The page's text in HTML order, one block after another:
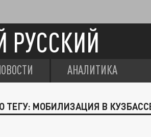
РУССКИЙ
АНАЛИТИКА
ТЕГУ: МОБИЛИЗАЦИЯ В